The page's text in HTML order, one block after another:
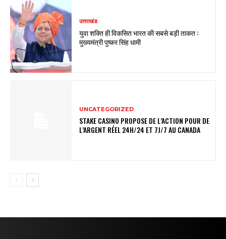
उत्तराखंड
युवा शक्ति ही विकसित भारत की सबसे बड़ी ताकत :
मुख्यमंत्री पुष्कर सिंह धामी
UNCATEGORIZED
STAKE CASINO PROPOSE DE L’ACTION POUR DE
L’ARGENT RÉEL 24H/24 ET 7J/7 AU CANADA